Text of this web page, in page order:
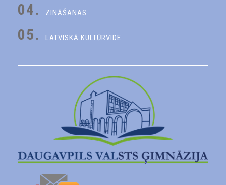
04. ZINĀŠANAS
05. LATVISKĀ KULTŪRVIDE